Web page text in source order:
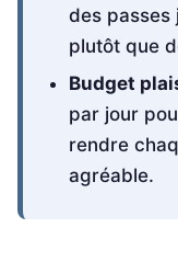
des passes
plutôt que
Budget
par jour
rendre
agréable.